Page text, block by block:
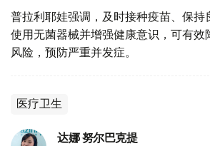
普拉利耶娃强调，及时接种疫苗、保持
使用无菌器械并增强健康意识，可有效
风险，预防严重并发症。
医疗卫生
达娜 努尔巴克提